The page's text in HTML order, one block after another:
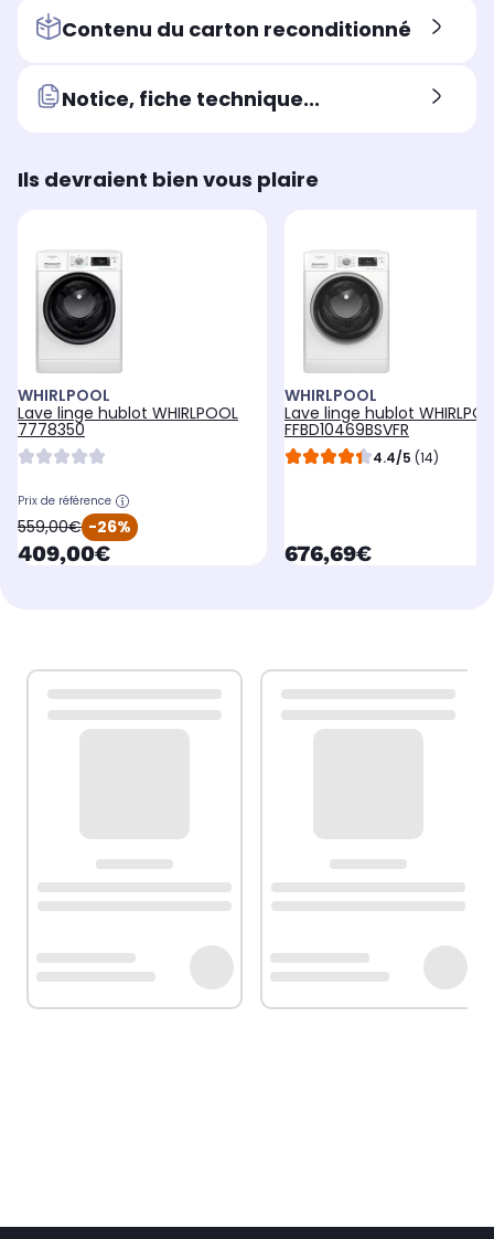
Contenu du carton reconditionné
Notice, fiche technique...
Ils devraient bien vous plaire
WHIRLPOOL
Lave linge hublot WHIRLPOOL
7778350
Prix de référence
oldPrice
559,00€ -26%
currentPrice
409,00€
WHIRLPOOL
Lave linge hublot
FFBD10469BSVFR
4.4/5 (14)
currentPrice
676,69€